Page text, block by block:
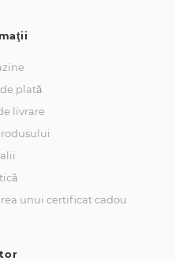
plată
livrare
unui certificat cadou